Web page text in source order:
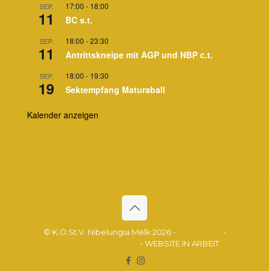
SEP.
11
17:00 - 18:00
BC s.t.
SEP.
11
18:00 -23:30
Antrittskneipe mit AGP und NBP c.t.
SEP.
19
18:00 - 19:30
Sektempfang Maturaball
Kalender anzeigen
© K.Ö.St.V. Nibelungia Melk 2026 -
-
- WEBSITE IN ARBEIT